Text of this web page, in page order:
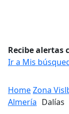
Recibe alertas
Ir a Mis
HomeZona
Almería Dalías